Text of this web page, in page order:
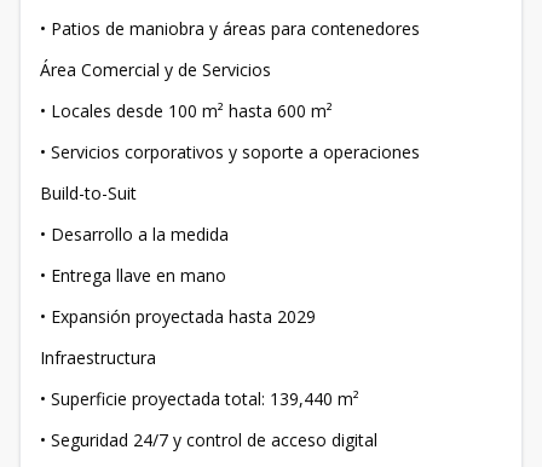
• Patios de maniobra y áreas para contenedores
Área Comercial y de Servicios
• Locales desde 100 m² hasta 600 m²
• Servicios corporativos y soporte a operaciones
Build-to-Suit
• Desarrollo a la medida
• Entrega llave en mano
• Expansión proyectada hasta 2029
Infraestructura
• Superficie proyectada total: 139,440 m²
• Seguridad 24/7 y control de acceso digital